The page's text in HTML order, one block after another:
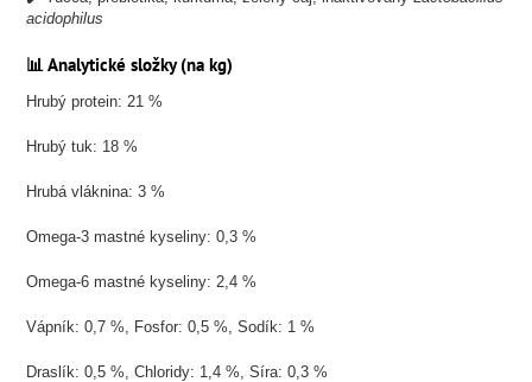
acidophilus
📊 Analytické složky (na kg)
Hrubý protein: 21 %
Hrubý tuk: 18 %
Hrubá vláknina: 3 %
Omega-3 mastné kyseliny: 0,3 %
Omega-6 mastné kyseliny: 2,4 %
Vápník: 0,7 %, Fosfor: 0,5 %, Sodík: 1 %
Draslík: 0,5 %, Chloridy: 1,4 %, Síra: 0,3 %